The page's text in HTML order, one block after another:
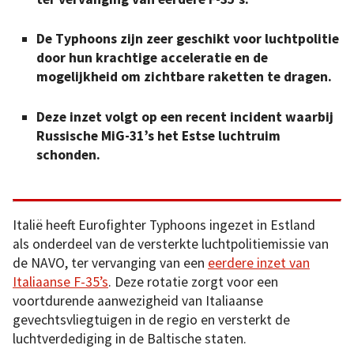
De Typhoons zijn zeer geschikt voor luchtpolitie
door hun krachtige acceleratie en de
mogelijkheid om zichtbare raketten te dragen.
Deze inzet volgt op een recent incident waarbij
Russische MiG-31’s het Estse luchtruim
schonden.
Italië heeft Eurofighter Typhoons ingezet in Estland
als onderdeel van de versterkte luchtpolitiemissie van
de NAVO, ter vervanging van een eerdere inzet van
Italiaanse F-35’s. Deze rotatie zorgt voor een
voortdurende aanwezigheid van Italiaanse
gevechtsvliegtuigen in de regio en versterkt de
luchtverdediging in de Baltische staten.